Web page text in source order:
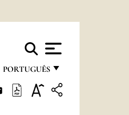
PORTUGUÊS
FRANÇAIS